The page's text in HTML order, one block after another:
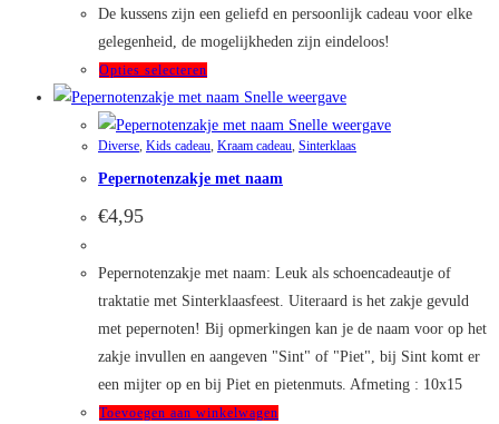
€19,50
De kussens zijn een geliefd en persoonlijk cadeau voor elke
gelegenheid, de mogelijkheden zijn eindeloos!
Opties selecteren
product
heeft
meerdere
variaties.
productpagina
Snelle weergave
Snelle weergave
Diverse Kids cadeau Kraam cadeau Sinterklaas
Pepernotenzakje met naam
€4,95
Pepernotenzakje met naam: Leuk als schoencadeautje of
traktatie met Sinterklaasfeest. Uiteraard is het zakje gevuld
met pepernoten! Bij opmerkingen kan je de naam voor op het
zakje invullen en aangeven "Sint" of "Piet", bij Sint komt er
een mijter op en bij Piet en pietenmuts. Afmeting : 10x15
Toevoegen aan winkelwagen